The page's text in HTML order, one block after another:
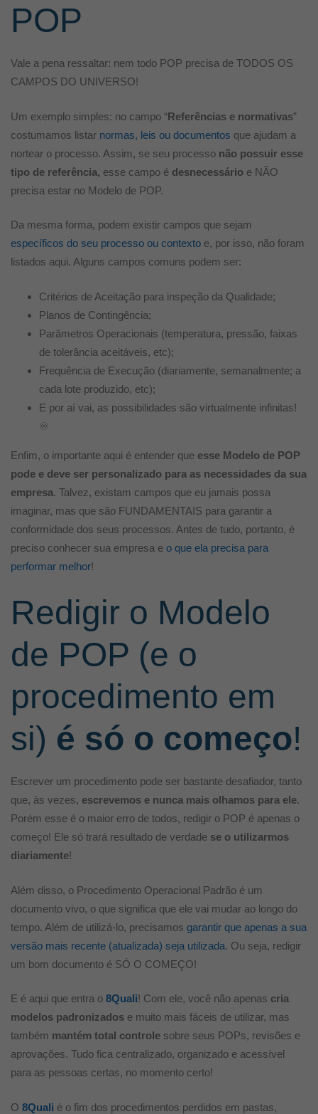
POP
Vale a pena ressaltar: nem todo POP precisa de TODOS OS
CAMPOS DO UNIVERSO!
Um exemplo simples: no campo “Referências e normativas”
costumamos listar normas, leis ou documentos que ajudam a
nortear o processo. Assim, se seu processo não possuir esse
tipo de referência, esse campo é desnecessário e NÃO
precisa estar no Modelo de POP.
Da mesma forma, podem existir campos que sejam
específicos do seu processo ou contexto e, por isso, não foram
listados aqui. Alguns campos comuns podem ser:
Critérios de Aceitação para inspeção da Qualidade;
Planos de Contingência;
Parâmetros Operacionais (temperatura, pressão, faixas
de tolerância aceitáveis, etc);
Frequência de Execução (diariamente, semanalmente; a
cada lote produzido, etc);
E por aí vai, as possibilidades são virtualmente infinitas!
♾️
Enfim, o importante aqui é entender que esse Modelo de POP
pode e deve ser personalizado para as necessidades da sua
empresa. Talvez, existam campos que eu jamais possa
imaginar, mas que são FUNDAMENTAIS para garantir a
conformidade dos seus processos. Antes de tudo, portanto, é
preciso conhecer sua empresa e o que ela precisa para
performar melhor!
Redigir o Modelo
de POP (e o
procedimento em
si) é só o começo!
Escrever um procedimento pode ser bastante desafiador, tanto
que, às vezes, escrevemos e nunca mais olhamos para ele.
Porém esse é o maior erro de todos, redigir o POP é apenas o
começo! Ele só trará resultado de verdade se o utilizarmos
diariamente!
Além disso, o Procedimento Operacional Padrão é um
documento vivo, o que significa que ele vai mudar ao longo do
tempo. Além de utilizá-lo, precisamos garantir que apenas a sua
versão mais recente (atualizada) seja utilizada. Ou seja, redigir
um bom documento é SÓ O COMEÇO!
E é aqui que entra o 8Quali! Com ele, você não apenas cria
modelos padronizados e muito mais fáceis de utilizar, mas
também mantém total controle sobre seus POPs, revisões e
aprovações. Tudo fica centralizado, organizado e acessível
para as pessoas certas, no momento certo!
O 8Quali é o fim dos procedimentos perdidos em pastas,